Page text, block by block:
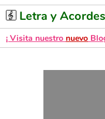
Letra y Acordes
¡ Visita nuestro nuevo